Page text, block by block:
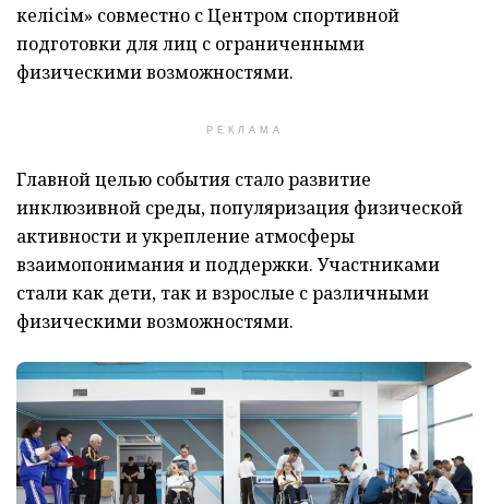
келісім» совместно с Центром спортивной
подготовки для лиц с ограниченными
физическими возможностями.
РЕКЛАМА
Главной целью события стало развитие
инклюзивной среды, популяризация физической
активности и укрепление атмосферы
взаимопонимания и поддержки. Участниками
стали как дети, так и взрослые с различными
физическими возможностями.